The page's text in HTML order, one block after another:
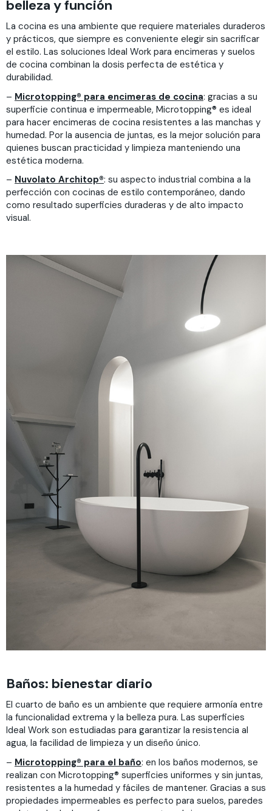
belleza y función
La cocina es una ambiente que requiere materiales duraderos
y prácticos, que siempre es conveniente elegir sin sacrificar
el estilo. Las soluciones Ideal Work para encimeras y suelos
de cocina combinan la dosis perfecta de estética y
durabilidad.
– Microtopping® para encimeras de cocina: gracias a su
superficie continua e impermeable, Microtopping® es ideal
para hacer encimeras de cocina resistentes a las manchas y
humedad. Por la ausencia de juntas, es la mejor solución para
quienes buscan practicidad y limpieza manteniendo una
estética moderna.
– Nuvolato Architop®: su aspecto industrial combina a la
perfección con cocinas de estilo contemporáneo, dando
como resultado superficies duraderas y de alto impacto
visual.
Baños: bienestar diario
El cuarto de baño es un ambiente que requiere armonía entre
la funcionalidad extrema y la belleza pura. Las superficies
Ideal Work son estudiadas para garantizar la resistencia al
agua, la facilidad de limpieza y un diseño único.
– Microtopping® para el baño: en los baños modernos, se
realizan con Microtopping® superficies uniformes y sin juntas,
resistentes a la humedad y fáciles de mantener. Gracias a sus
propiedades impermeables es perfecto para suelos, paredes